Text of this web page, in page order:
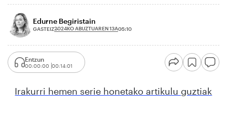
Edurne Begiristain
GASTEIZ2024KO ABUZTUAREN 13A05:10
Entzun
00:00:00 00:14:01
Irakurri hemen serie honetako artikulu guztiak